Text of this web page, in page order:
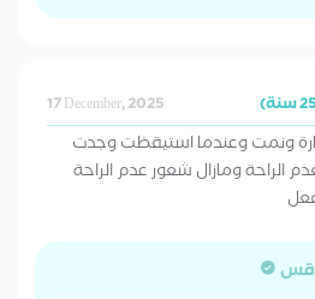
17 December, 2025
ونمت وعندما استيقظت وجدت
الراحة ومازال شعور عدم الراحة